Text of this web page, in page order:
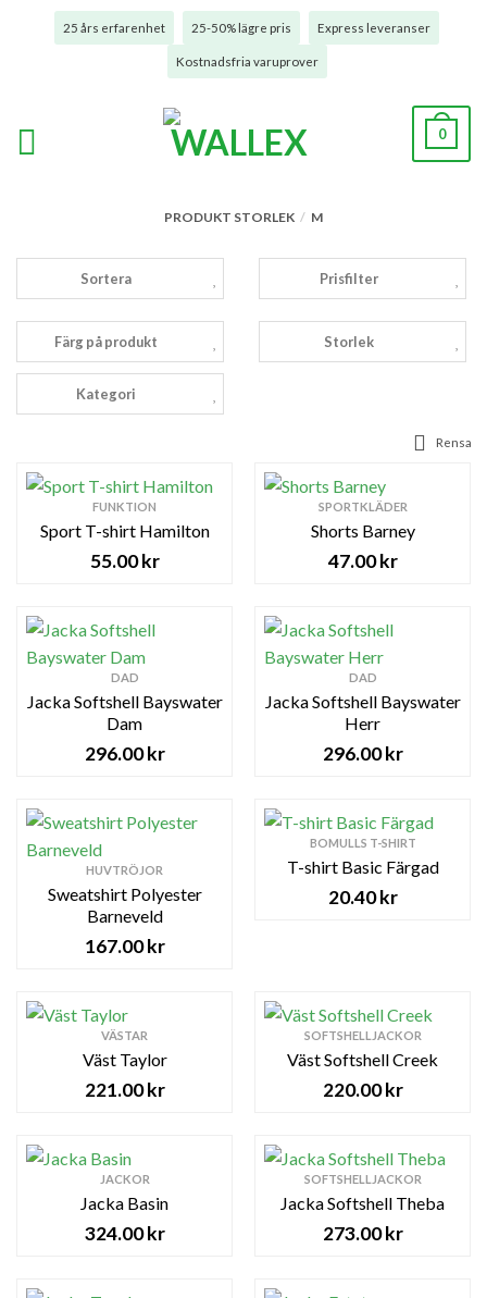
25 års erfarenhet 25-50% lägre pris Express leveranser
Kostnadsfria varuprover
0
PRODUKT STORLEK / M
Sortera Prisfilter
Färg på produkt Storlek
Kategori
Rensa
FUNKTION
Sport T-shirt Hamilton
55.00kr
SPORTKLÄDER
Shorts Barney
47.00kr
DAD
Jacka Softshell Bayswater
Dam
296.00kr
DAD
Jacka Softshell Bayswater
Herr
296.00kr
HUVTRÖJOR
Sweatshirt Polyester
Barneveld
167.00kr
BOMULLS T-SHIRT
T-shirt Basic Färgad
20.40kr
VÄSTAR
Väst Taylor
221.00kr
SOFTSHELLJACKOR
Väst Softshell Creek
220.00kr
JACKOR
Jacka Basin
324.00kr
SOFTSHELLJACKOR
Jacka Softshell Theba
273.00kr